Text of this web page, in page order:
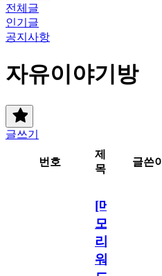
전체글
인기글
공지사항
자유이야기방
글쓰기
번호
제
목
글쓴이
[메
모
리
워